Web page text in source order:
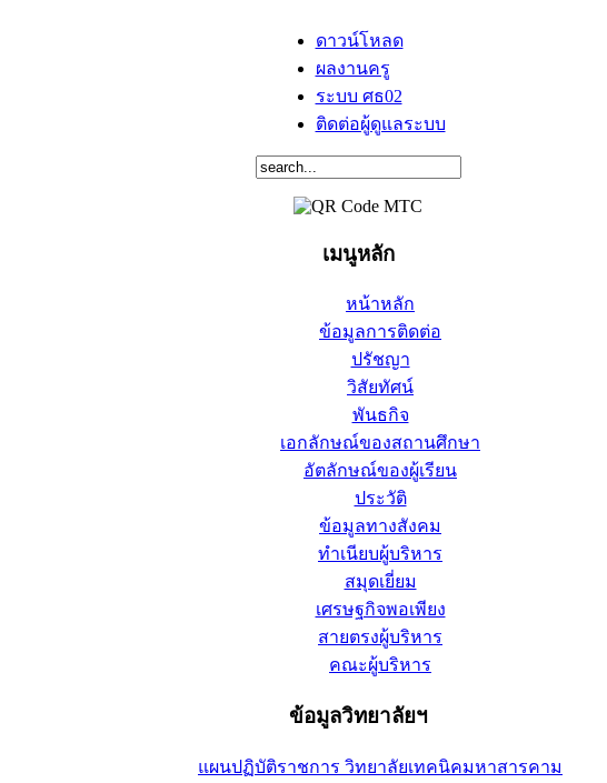
ดาวน์โหลด
ผลงานครู
ระบบ ศธ02
ติดต่อผู้ดูแลระบบ
เมนูหลัก
หน้าหลัก
ข้อมูลการติดต่อ
ปรัชญา
วิสัยทัศน์
พันธกิจ
เอกลักษณ์ของสถานศึกษา
อัตลักษณ์ของผู้เรียน
ประวัติ
ข้อมูลทางสังคม
ทำเนียบผู้บริหาร
สมุดเยี่ยม
เศรษฐกิจพอเพียง
สายตรงผู้บริหาร
คณะผู้บริหาร
ข้อมูลวิทยาลัยฯ
แผนปฏิบัติราชการ วิทยาลัยเทคนิคมหาสารคาม